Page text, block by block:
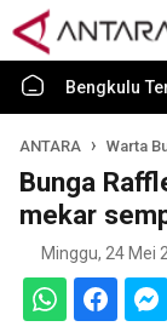
Bengkulu
ANTARA Warta
Bunga
mekar
Minggu, 24 Mei